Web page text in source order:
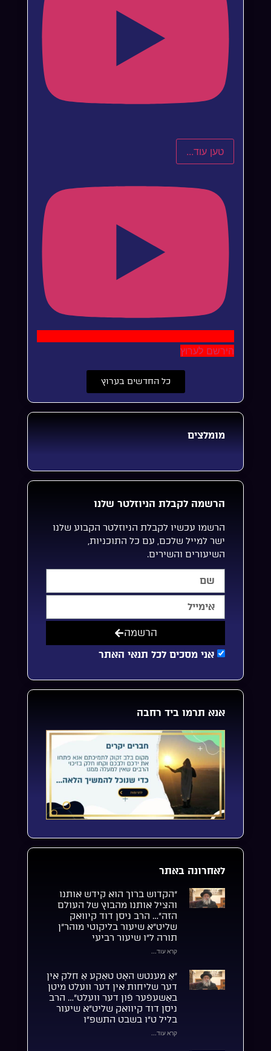
טען עוד...
הירשם לערוץ
כל החדשים בערוץ
מומלצים
הרשמה לקבלת הניוזלטר שלנו
הרשמו עכשיו לקבלת הניוזלטר הקבוע שלנו
ישר למייל שלכם, עם כל התוכניות,
השיעורים והשירים.
אני מסכים לכל תנאי האתר
הרשמה
אנא תרמו ביד רחבה
לאחרונה באתר
“הקדוש ברוך הוא קידש אותנו
והציל אותנו מהבוץ של העולם
הזה”… הרב ניסן דוד קיוואק
שליט”א שיעור בליקוטי מוהר”ן
תורה ל”ו שיעור רביעי
קרא עוד...
“אַ מענטש האָט טאַקע אַ חלק אין
דער שליחות אין דער וועלט מיטן
באַשעפֿער פֿון דער וועלט”… הרב
ניסן דוד קיוואק שליט”א שיעור
בליל ט”ו בשבט התשפ”ו
קרא עוד...